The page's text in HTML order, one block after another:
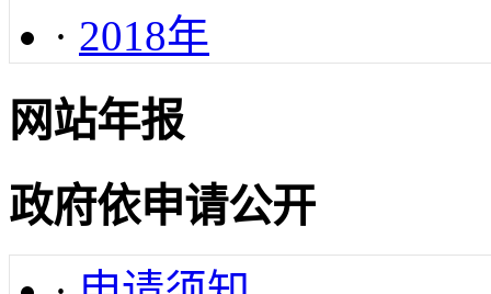
· 2018年
网站年报
政府依申请公开